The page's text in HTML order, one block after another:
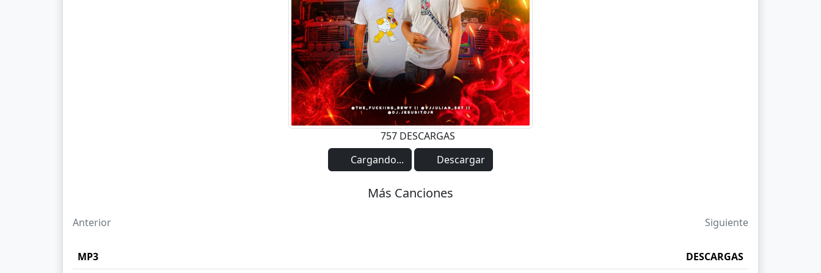
757 DESCARGAS
Cargando...
Descargar
Más Canciones
Anterior Siguiente
MP3 DESCARGAS